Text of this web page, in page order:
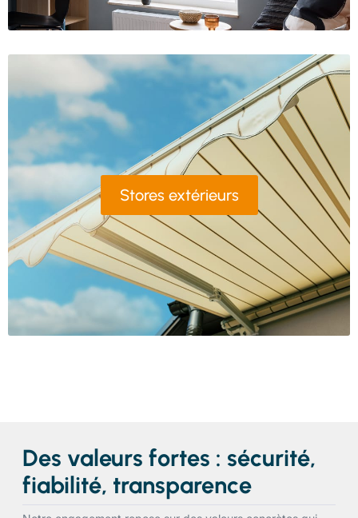
Stores extérieurs
Des valeurs fortes : sécurité,
fiabilité, transparence